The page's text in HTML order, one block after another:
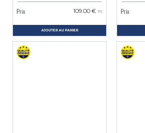
Prix 109.00 € TTC
AJOUTER AU PANIER
Prix